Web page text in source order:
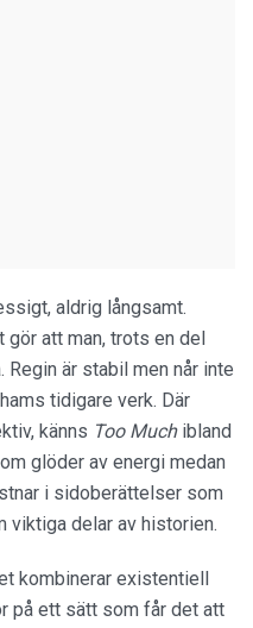
aldrig långsamt.
att man, trots en del
är stabil men når inte
tidigare verk. Där
känns Too Muchibland
glöder av energi medan
i sidoberättelser som
viktiga delar av historien.
kombinerar existentiell
på ett sätt som får det att